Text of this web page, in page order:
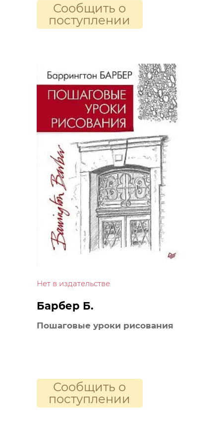
Сообщить о
поступлении
Нет в издательстве
Барбер Б.
Пошаговые уроки рисования
Сообщить о
поступлении